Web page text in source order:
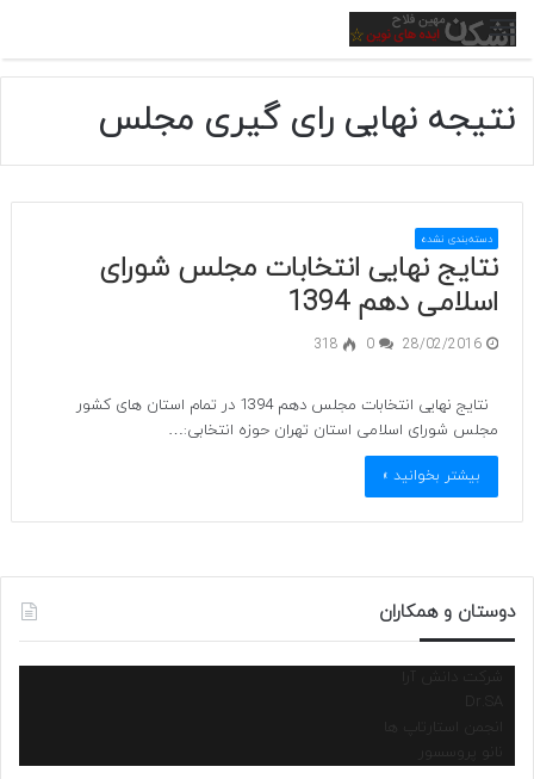
منو
نتیجه نهایی رای گیری مجلس
دسته‌بندی نشده
نتایج نهایی انتخابات مجلس شورای
اسلامی دهم 1394
28/02/2016
0
318
نتایج نهایی انتخابات مجلس دهم 1394 در تمام استان های کشور
مجلس شورای اسلامی استان تهران حوزه انتخابی:…
بیشتر بخوانید »
دوستان و همکاران
شرکت دانش آرا
انجمن استارتاپ ها
نانو پروسسور